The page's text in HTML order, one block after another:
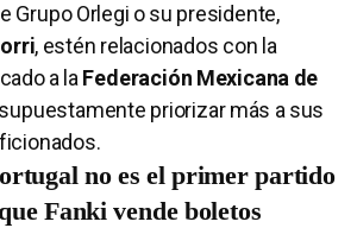
Grupo Orlegi o su presidente,
, estén relacionados con la
a la Federación Mexicana de
priorizar más a sus
no es el primer partido
Fanki vende boletos